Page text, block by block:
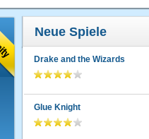
Neue Spiele
Drake and the Wizards
Glue Knight